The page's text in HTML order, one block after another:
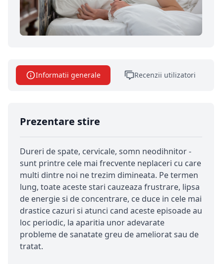
Informatii generale Recenzii utilizatori
Prezentare stire
Dureri de spate, cervicale, somn neodihnitor -
sunt printre cele mai frecvente neplaceri cu care
multi dintre noi ne trezim dimineata. Pe termen
lung, toate aceste stari cauzeaza frustrare, lipsa
de energie si de concentrare, ce duce in cele mai
drastice cazuri si atunci cand aceste episoade au
loc periodic, la aparitia unor adevarate
probleme de sanatate greu de ameliorat sau de
tratat.